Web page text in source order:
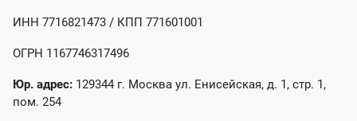
ИНН 7716821473 / КПП 771601001
ОГРН 1167746317496
Юр. адрес: 129344 г. Москва ул. Енисейская, д. 1, стр. 1,
пом. 254